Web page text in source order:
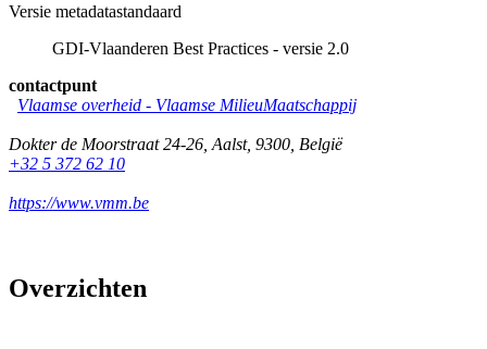
Versie metadatastandaard
GDI-Vlaanderen Best Practices - versie 2.0
contactpunt
Vlaamse overheid - Vlaamse MilieuMaatschappij
Dokter de Moorstraat 24-26 Aalst, 9300 België
+32 5 372 62 10
https://www.vmm.be
Overzichten